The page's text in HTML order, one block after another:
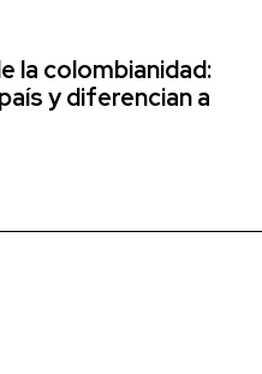
la colombianidad:
y diferencian a